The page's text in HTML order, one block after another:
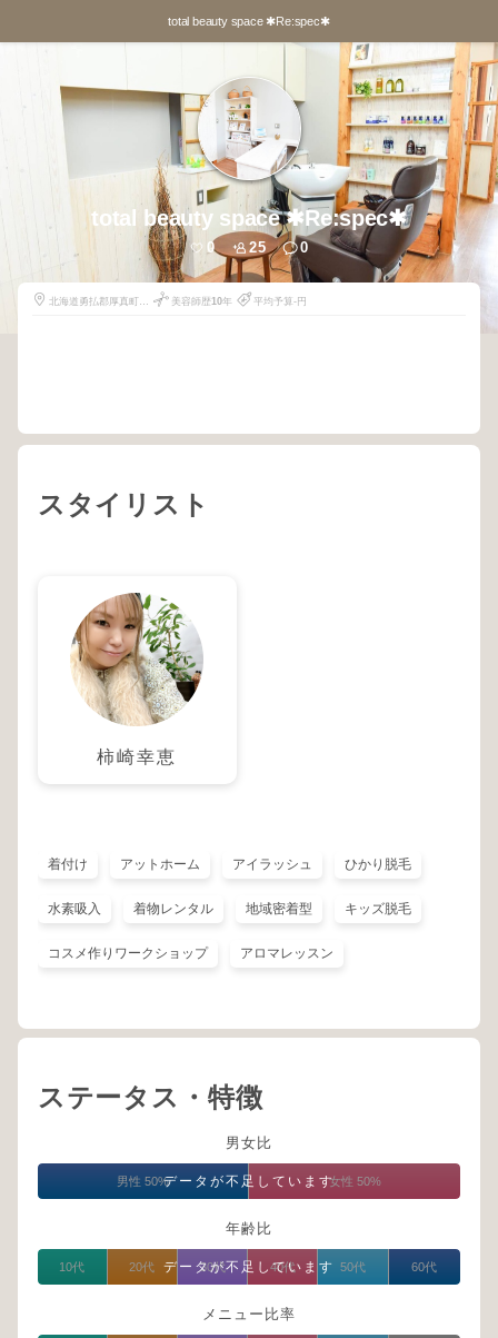
total beauty space ✱Re:spec✱
total beauty space ✱Re:spec✱
0 25 0
北海道勇払郡厚真町本
美容師歴10年 平均予算-円
スタイリスト
柿崎幸恵
着付け アットホーム アイラッシュ ひかり脱毛
水素吸入 着物レンタル 地域密着型 キッズ脱毛
コスメ作りワークショップ アロマレッスン
ステータス・特徴
男女比
データが不足しています
男性 50% 女性 50%
年齢比
データが不足しています
10代 20代 30代 40代 50代 60代
メニュー比率